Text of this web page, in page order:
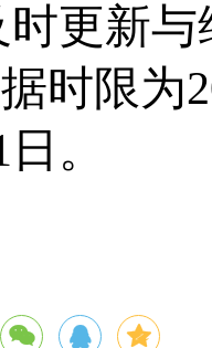
时更新与
时限为
日。